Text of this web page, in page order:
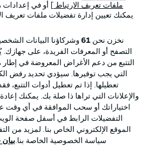
الإعلانات الإخطارات
شروط الاستخدام القنوات
الوظائف جهة النشر
تواصل معنا اللاعبون
ملفات تعريف الارتباط
] أو في
يمكنك تعيين إدارة تفضيلات ملفات تعريف
نخزن نحن 61وشركاؤنا البيانات
التصفح أو المعرفات الفريدة، على
التتبع من دعم الأغراض المعروضة في إطار
التي يجب توفيرها. سيؤدي تحديد رفض
تعطيلها. إذا تم تعطيل أدوات التتبع،
والإعلانات التي تراها ذا صلة بك. يمكنك
اختياراتك أو سحب الموافقة في أي وقت
التفضيلات الرابط في أسفل صفحة
الموقع الإلكتروني الخاص بنا. لمزيد من
سياسة الخصوصية الخاصة بنا.بيان